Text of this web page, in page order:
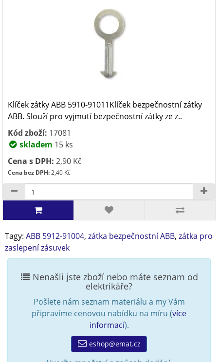
Klíček zátky ABB 5910-91011Klíček bezpečnostní zátky
ABB. Slouží pro vyjmutí bezpečnostní zátky ze z..
Kód zboží: 17081
skladem 15 ks
Cena s DPH: 2,90 Kč
Cena bez DPH:2,40 Kč
Tagy: ABB 5912-91004, zátka bezpečnostní ABB, zátka pro
zaslepení zásuvek
Nenašli jste zboží nebo máte seznam od
elektrikáře?
Pošlete nám seznam materiálu a my Vám
připravíme cenovou nabídku na míru (více
informací).
eshop@emat.cz